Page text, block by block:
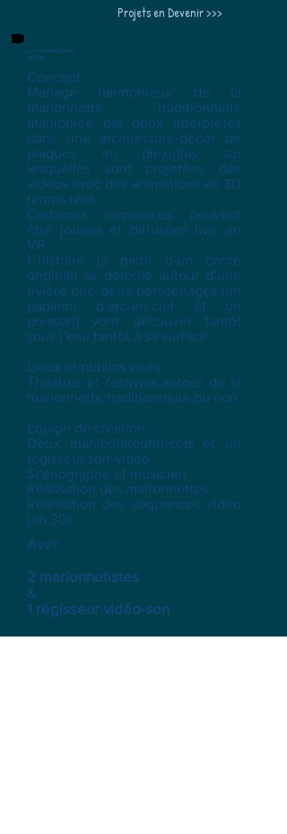
Projets en Devenir >>>
Le PAPILLON d'ARC
en CIEL
Concept :
Mariage harmonieux de la
marionnette traditionnelle
manipulée par deux interprètes
dans une architecture-décor de
plaques en plexiglas sur
lesquelles sont projetées des
vidéos avec des animations en 3D
temps réel.
Certaines séquences peuvent
être jouées et diffusées live en
VR.
L’histoire (à partir d’un conte
original) se déroule autour d’une
rivière que deux personnages (un
papillon d’arc-en-ciel et un
poisson) vont découvrir tantôt
sous l’eau tantôt à sa surface.
Lieux et publics visés :
Théâtres et festivals autour de la
marionnette traditionnelle ou non.
Equipe de création :
Deux manipulateur(trice)s et un
régisseur son-vidéo
Scénographe et musicien
Réalisation des marionnettes
Réalisation des séquences vidéo
(en 3D)
Avec :
2 marionnetistes
&
1 régisseur vidéo-son